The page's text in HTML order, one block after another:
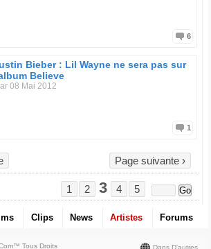
6
Bieber : Lil Wayne ne sera pas sur
Believe
08 Mai 2012
1
Page suivante ›
1 2 3 4 5
Clips News Artistes Forums
Dans D'autres
Tous Droits